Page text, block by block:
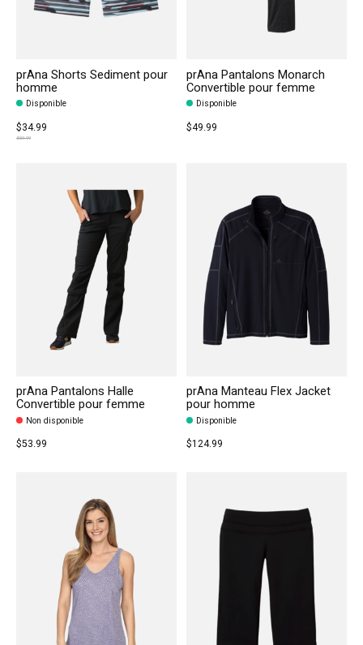
prAna Shorts Sediment pour
homme
Disponible
$34.99
$69.99
prAna Pantalons Monarch
Convertible pour femme
Disponible
$49.99
prAna Pantalons Halle
Convertible pour femme
Non disponible
$53.99
prAna Manteau Flex Jacket
pour homme
Disponible
$124.99